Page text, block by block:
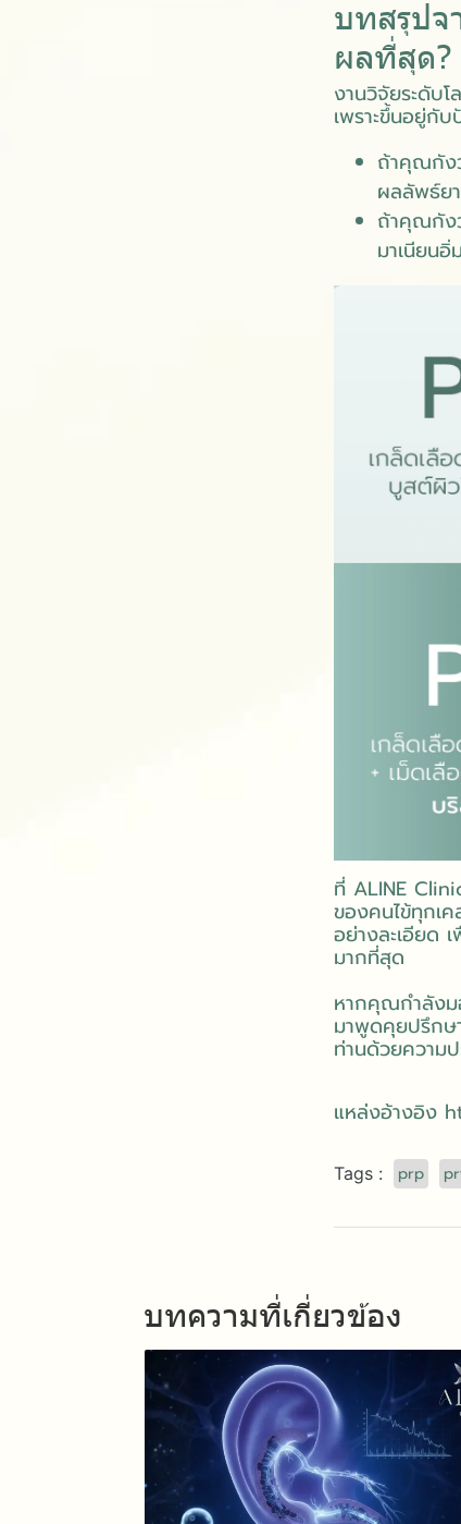
บทสรุปจ
ผลที่สุด?
งานวิจัยระดับ
เพราะขึ้นอยู่กั
ถ้าคุณกัง
ผลลัพธ์ย
ถ้าคุณกัง
มาเนียน
ที่ ALINE
ของคนไข้ทุกเ
อย่างละเอียด
มากที่สุด
หากคุณกำลังม
มาพูดคุยปรึกษ
ท่านด้วยความ
แหล่งอ้างอิง
Tags : prp
บทความที่เกี่ยวข้อง